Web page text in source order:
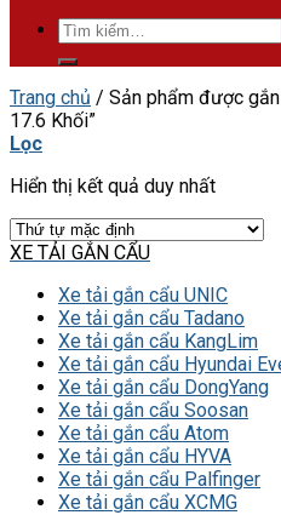
Tìm
kiếm:
Trang chủ / Sản phẩm được
17.6 Khối”
Lọc
Hiển thị kết quả duy nhất
XE TẢI GẮN CẨU
Xe tải gắn cẩu UNIC
Xe tải gắn cẩu Tadano
Xe tải gắn cẩu KangLim
Xe tải gắn cẩu Hyundai
Xe tải gắn cẩu DongYang
Xe tải gắn cẩu Soosan
Xe tải gắn cẩu Atom
Xe tải gắn cẩu HYVA
Xe tải gắn cẩu Palfinger
Xe tải gắn cẩu XCMG